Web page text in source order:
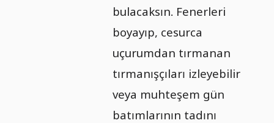
bulacaksın. Fenerleri
boyayıp, cesurca
uçurumdan tırmanan
tırmanışçıları izleyebilir
veya muhteşem gün
batımlarının tadını